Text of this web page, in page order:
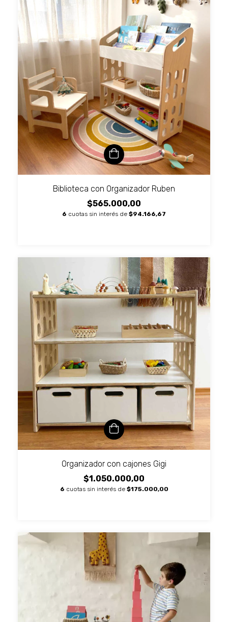
Biblioteca con Organizador Ruben
$565.000,00
6 cuotas sin interés de $94.166,67
Organizador con cajones Gigi
$1.050.000,00
6 cuotas sin interés de $175.000,00